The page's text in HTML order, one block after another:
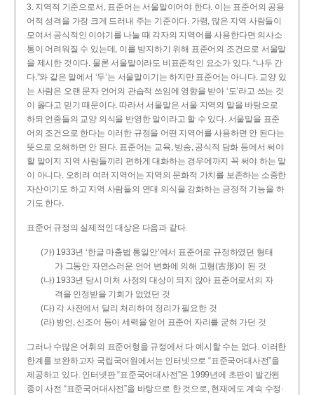
3. 지역적 기준으로서, 표준어는 서울말이어야 한다. 이는 표준어의 공용
어적 성격을 가장 크게 드러내 주는 기준이다. 가령, 많은 지역 사람들이
모여서 공식적인 이야기를 나눌 때 각자의 지역어를 사용한다면 의사소
통이 어려워질 수 있는데, 이를 방지하기 위해 표준어의 조건으로 서울말
을 제시한 것이다. 물론 서울말이라도 비표준적인 요소가 있다. “나두 간
다.”와 같은 말에서 ‘두’는 서울말이기는 하지만 표준어는 아니다. 교양 있
는 사람은 오랜 문자 언어의 관습적 쓰임에 영향을 받아 ‘도’라고 쓰는 것
이 옳다고 믿기 때문이다. 따라서 서울말은 서울 지역의 말을 바탕으로
하되 언중들의 교양 의식을 반영한 말이라고 할 수 있다. 서울말을 표준
어의 조건으로 한다는 이러한 규정을 어떤 지역어를 사용하면 안 된다는
뜻으로 오해하면 안 된다. 표준어는 교육, 방송, 공식적 담화 등에서 써야
할 말이지 지역 사람들끼리 편하게 대화하는 경우에까지 꼭 써야 하는 말
이 아니다. 오히려 여러 지역어는 지역의 문화적 가치를 보존하는 소중한
자산이기도 하고 지역 사람들의 연대 의식을 강화하는 긍정적 기능을 하
기도 한다.
표준어 규정의 실제적인 대상은 다음과 같다.
(가) 1933년 ‘한글 마춤법 통일안’에서 표준어로 규정하였던 형태
가 그동안 자연스러운 언어 변화에 의해 고형(古形)이 된 것
(나) 1933년 당시 미처 사정의 대상이 되지 않아 표준어로서의 자
격을 인정받을 기회가 없었던 것
(다) 각 사전에서 달리 처리하여 정리가 필요한 것
(라) 방언, 신조어 등이 세력을 얻어 표준어 자리를 굳혀 가던 것
그러나 수많은 어휘의 표준어형을 규정에서 다 예시할 수는 없다. 이러한
한계를 보완하고자 국립국어원에서는 인터넷으로 “표준국어대사전”을
제공하고 있다. 인터넷판 “표준국어대사전”은 1999년에 초판이 발간된
종이 사전 “표준국어대사전”을 바탕으로 한 것으로, 현재에도 계속 수정·